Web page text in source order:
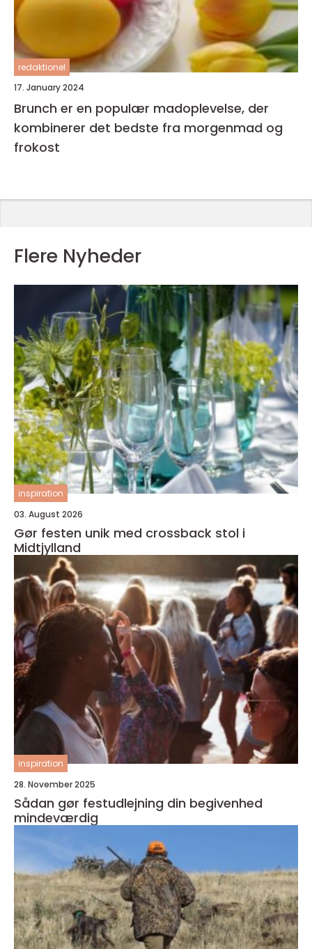
redaktionel
17. January 2024
Brunch er en populær madoplevelse, der
kombinerer det bedste fra morgenmad og
frokost
Flere Nyheder
inspiration
03. August 2026
Gør festen unik med crossback stol i
Midtjylland
inspiration
28. November 2025
Sådan gør festudlejning din begivenhed
mindeværdig